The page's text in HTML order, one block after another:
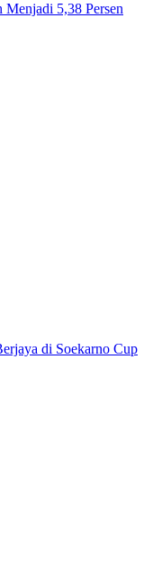
Menjadi 5,38 Persen
di Soekarno Cup